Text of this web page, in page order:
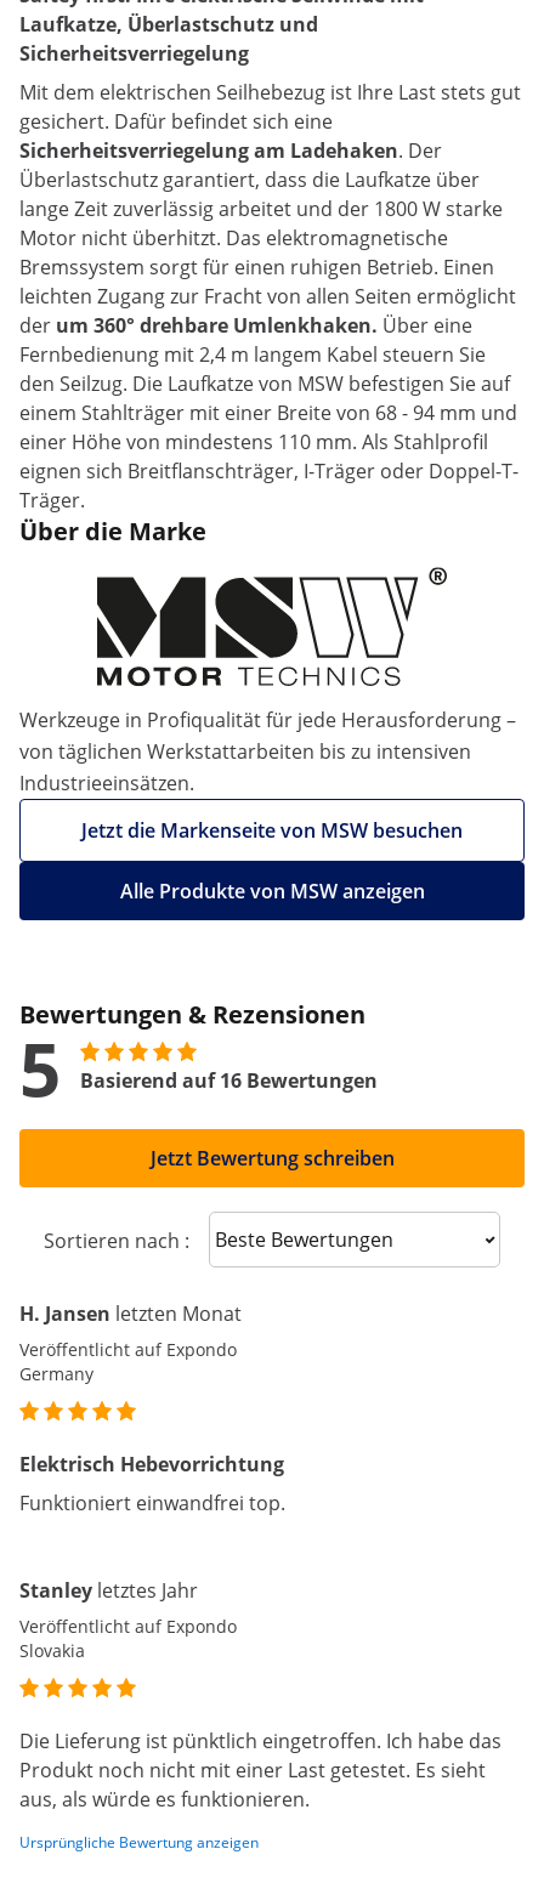
Laufkatze, Überlastschutz und
Sicherheitsverriegelung
Mit dem elektrischen Seilhebezug ist Ihre Last stets gut
gesichert. Dafür befindet sich eine
Sicherheitsverriegelung am Ladehaken. Der
Überlastschutz garantiert, dass die Laufkatze über
lange Zeit zuverlässig arbeitet und der 1800 W starke
Motor nicht überhitzt. Das elektromagnetische
Bremssystem sorgt für einen ruhigen Betrieb. Einen
leichten Zugang zur Fracht von allen Seiten ermöglicht
der um 360° drehbare Umlenkhaken. Über eine
Fernbedienung mit 2,4 m langem Kabel steuern Sie
den Seilzug. Die Laufkatze von MSW befestigen Sie auf
einem Stahlträger mit einer Breite von 68 - 94 mm und
einer Höhe von mindestens 110 mm. Als Stahlprofil
eignen sich Breitflanschträger, I-Träger oder Doppel-T-
Träger.
Über die Marke
Werkzeuge in Profiqualität für jede Herausforderung –
von täglichen Werkstattarbeiten bis zu intensiven
Industrieeinsätzen.
Jetzt die Markenseite von MSW besuchen
Alle Produkte von MSW anzeigen
Bewertungen & Rezensionen
5 Basierend auf 16 Bewertungen
Jetzt Bewertung schreiben
Sortieren nach : Sort reviews
H. Jansen letzten Monat
Veröffentlicht auf Expondo
Germany
Elektrisch Hebevorrichtung
Funktioniert einwandfrei top.
Stanley letztes Jahr
Veröffentlicht auf Expondo
Slovakia
Die Lieferung ist pünktlich eingetroffen. Ich habe das
Produkt noch nicht mit einer Last getestet. Es sieht
aus, als würde es funktionieren.
Ursprüngliche Bewertung anzeigen